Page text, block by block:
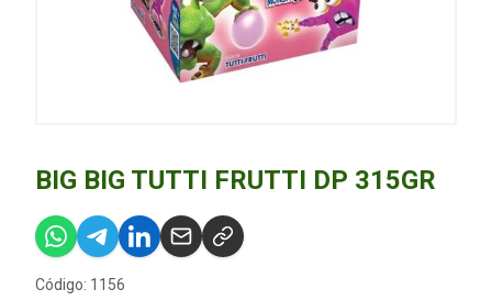
BIG BIG TUTTI FRUTTI DP 315GR
Código: 1156